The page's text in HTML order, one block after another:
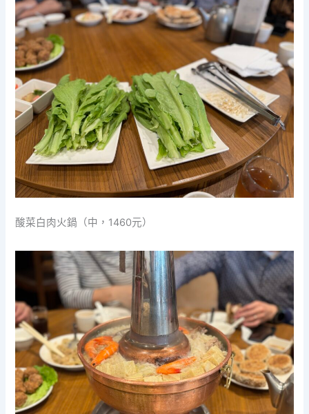
酸菜白肉火鍋（中，1460元）